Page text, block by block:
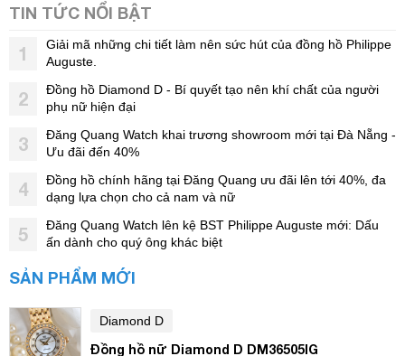
TIN TỨC NỔI BẬT
1
Giải mã những chi tiết làm nên sức hút của đồng hồ Philippe
Auguste.
2
Đồng hồ Diamond D - Bí quyết tạo nên khí chất của người
phụ nữ hiện đại
3
Đăng Quang Watch khai trương showroom mới tại Đà Nẵng -
Ưu đãi đến 40%
4
Đồng hồ chính hãng tại Đăng Quang ưu đãi lên tới 40%, đa
dạng lựa chọn cho cả nam và nữ
5
Đăng Quang Watch lên kệ BST Philippe Auguste mới: Dấu
ấn dành cho quý ông khác biệt
SẢN PHẨM MỚI
Diamond D
Đồng hồ nữ Diamond D DM36505IG